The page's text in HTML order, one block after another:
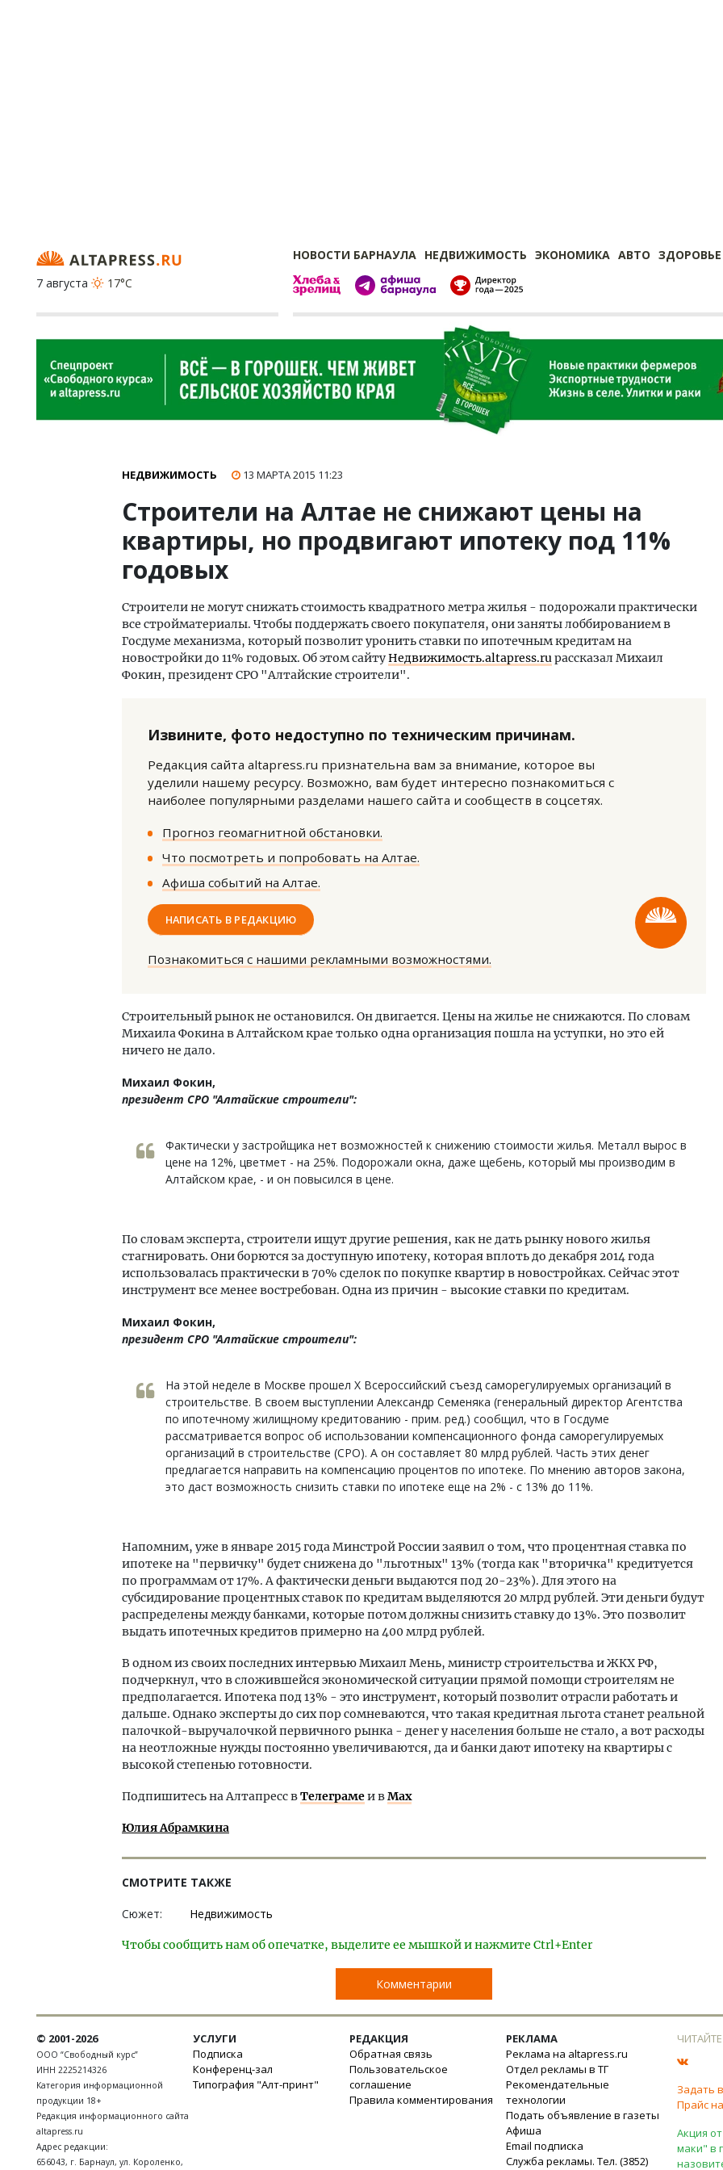
НОВОСТИ БАРНАУЛА НЕДВИЖИМОСТЬ ЭКОНОМИКА АВТО ЗДОРОВЬЕ
7 августа
17°C
НЕДВИЖИМОСТЬ 13 МАРТА 2015 11:23
Строители на Алтае не снижают цены на
квартиры, но продвигают ипотеку под 11%
годовых
Строители не могут снижать стоимость квадратного метра жилья - подорожали практически
все стройматериалы. Чтобы поддержать своего покупателя, они заняты лоббированием в
Госдуме механизма, который позволит уронить ставки по ипотечным кредитам на
новостройки до 11% годовых. Об этом сайтуНедвижимость.altapress.ruрассказал Михаил
Фокин, президент СРО "Алтайские строители".
Извините, фото недоступно по техническим причинам.
Редакция сайта altapress.ru признательна вам за внимание, которое вы
уделили нашему ресурсу. Возможно, вам будет интересно познакомиться с
наиболее популярными разделами нашего сайта и сообществ в соцсетях.
Прогноз геомагнитной обстановки.
Что посмотреть и попробовать на Алтае.
Афиша событий на Алтае.
НАПИСАТЬ В РЕДАКЦИЮ
Познакомиться с нашими рекламными возможностями.
Строительный рынок не остановился. Он двигается. Цены на жилье не снижаются. По словам
Михаила Фокина в Алтайском крае только одна организация пошла на уступки, но это ей
ничего не дало.
Михаил Фокин,
президент СРО "Алтайские строители":
Фактически у застройщика нет возможностей к снижению стоимости жилья. Металл вырос в
цене на 12%, цветмет - на 25%. Подорожали окна, даже щебень, который мы производим в
Алтайском крае, - и он повысился в цене.
По словам эксперта, строители ищут другие решения, как не дать рынку нового жилья
стагнировать. Они борются за доступную ипотеку, которая вплоть до декабря 2014 года
использовалась практически в 70% сделок по покупке квартир в новостройках. Сейчас этот
инструмент все менее востребован. Одна из причин - высокие ставки по кредитам.
Михаил Фокин,
президент СРО "Алтайские строители":
На этой неделе в Москве прошел X Всероссийский съезд саморегулируемых организаций в
строительстве. В своем выступлении Александр Семеняка (генеральный директор Агентства
по ипотечному жилищному кредитованию - прим. ред.) сообщил, что в Госдуме
рассматривается вопрос об использовании компенсационного фонда саморегулируемых
организаций в строительстве (СРО). А он составляет 80 млрд рублей. Часть этих денег
предлагается направить на компенсацию процентов по ипотеке. По мнению авторов закона,
это даст возможность снизить ставки по ипотеке еще на 2% - с 13% до 11%.
Напомним, уже в январе 2015 года Минстрой России заявил о том, что процентная ставка по
ипотеке на "первичку" будет снижена до "льготных" 13% (тогда как "вторичка" кредитуется
по программам от 17%. А фактически деньги выдаются под 20-23%). Для этого на
субсидирование процентных ставок по кредитам выделяются 20 млрд рублей. Эти деньги будут
распределены между банками, которые потом должны снизить ставку до 13%. Это позволит
выдать ипотечных кредитов примерно на 400 млрд рублей.
В одном из своих последних интервью Михаил Мень, министр строительства и ЖКХ РФ,
подчеркнул, что в сложившейся экономической ситуации прямой помощи строителям не
предполагается. Ипотека под 13% - это инструмент, который позволит отрасли работать и
дальше. Однако эксперты до сих пор сомневаются, что такая кредитная льгота станет реальной
палочкой-выручалочкой первичного рынка - денег у населения больше не стало, а вот расходы
на неотложные нужды постоянно увеличиваются, да и банки дают ипотеку на квартиры с
высокой степенью готовности.
Подпишитесь на Алтапресс вТелеграмеи вMax
Юлия Абрамкина
СМОТРИТЕ ТАКЖЕ
Сюжет: Недвижимость
Чтобы сообщить нам об опечатке, выделите ее мышкой и нажмите Ctrl+Enter
Комментарии
Архитектурный код начинается с
трендах в фасадах и
СТРОИТЕЛЬСТВО
© 2001-2026
ООО “Свободный курс”
ИНН 2225214326
Категория информационной
продукции 18+
Редакция информационного сайта
altapress.ru
Адрес редакции:
656043, г. Барнаул, ул. Короленко,
УСЛУГИ
Подписка
Конференц-зал
Типография "Алт-принт"
РЕДАКЦИЯ
Обратная связь
Пользовательское
соглашение
Правила комментирования
РЕКЛАМА
Реклама на altapress.ru
Отдел рекламы в ТГ
Рекомендательные
технологии
Подать объявление в газеты
Афиша
Email подписка
Служба рекламы. Тел. (3852)
Задать
Прайс
Акция
маки" в